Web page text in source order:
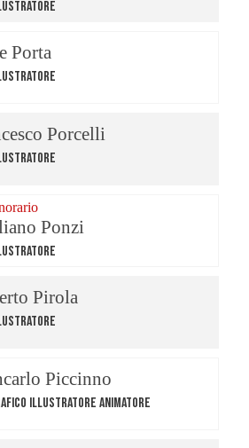
Porta
Porcelli
Ponzi
Pirola
Piccinno
Illustratore Animatore